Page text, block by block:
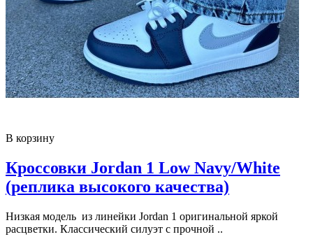
В корзину
Кроссовки Jordan 1 Low Navy/White
(реплика высокого качества)
Низкая модель из линейки Jordan 1 оригинальной яркой
расцветки. Классический силуэт с прочной ..